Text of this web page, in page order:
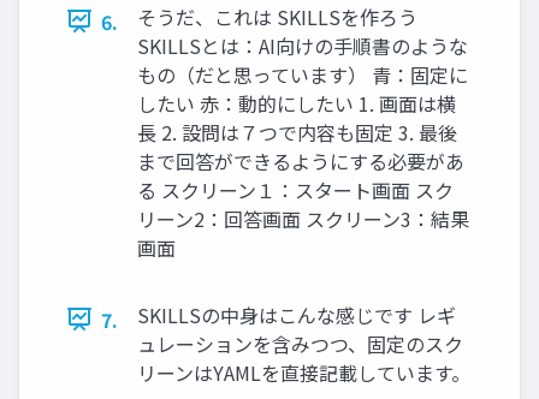
6.
そうだ、これは SKILLSを作ろう
SKILLSとは：AI向けの手順書のような
もの（だと思っています） 青：固定に
したい 赤：動的にしたい 1. 画面は横
長 2. 設問は７つで内容も固定 3. 最後
まで回答ができるようにする必要があ
る スクリーン１：スタート画面 スク
リーン2：回答画面 スクリーン3：結果
画面
7.
SKILLSの中身はこんな感じです レギ
ュレーションを含みつつ、固定のスク
リーンはYAMLを直接記載しています。